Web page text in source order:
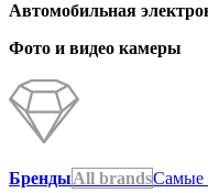
Автомобильная
Фото и видео камеры
БрендыAll brandsСамые